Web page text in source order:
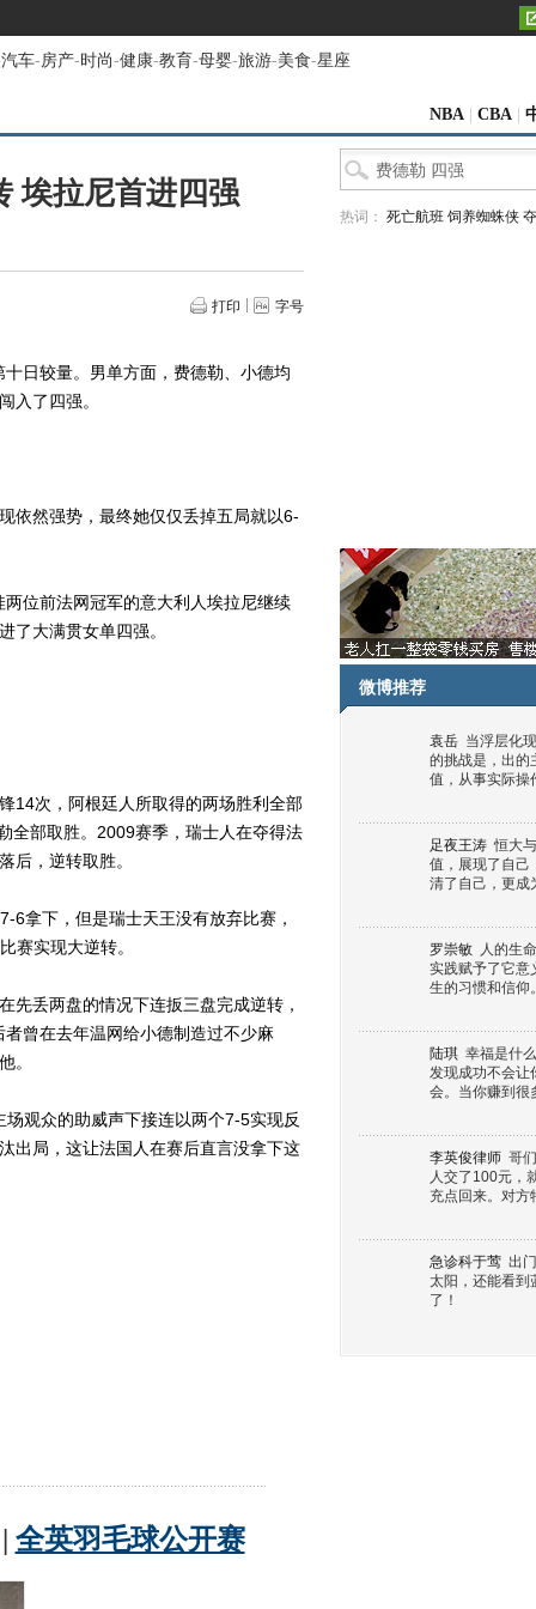
汽车-房产-时尚-健康-教育-母婴-旅游-美食-星座
NBA CBA
埃拉尼首进四强
打印 字号
日较量。男单方面，费德勒、小德均
入了四强。
然强势，最终她仅仅丢掉五局就以6-
位前法网冠军的意大利人埃拉尼继续
了大满贯女单四强。
次，阿根廷人所取得的两场胜利全部
全部取胜。2009赛季，瑞士人在夺得法
后，逆转取胜。
拿下，但是瑞士天王没有放弃比赛，
赛实现大逆转。
丢两盘的情况下连扳三盘完成逆转，
曾在去年温网给小德制造过不少麻
。
观众的助威声下接连以两个7-5实现反
出局，这让法国人在赛后直言没拿下这
热词： 死亡航班 饲养蜘蛛侠
微博推荐
袁岳 当浮层化
的挑战是，出的
值，从事实际
足夜王涛 恒大
值，展现了自己
清了自己，更
罗崇敏 人的生
实践赋予了它意
生的习惯和信仰。
陆琪 幸福是什
发现成功不会让
会。当你赚到
李英俊律师 哥
人交了100元，
充点回来。对
急诊科于莺 出
太阳，还能看到
了！